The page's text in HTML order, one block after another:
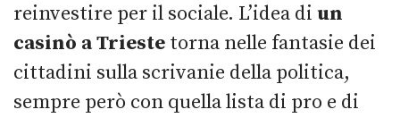
reinvestire per il sociale. L’idea di un
casinò a Trieste torna nelle fantasie dei
cittadini sulla scrivanie della politica,
sempre però con quella lista di pro e di